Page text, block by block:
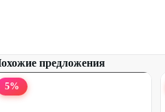
55%
предложения
5%